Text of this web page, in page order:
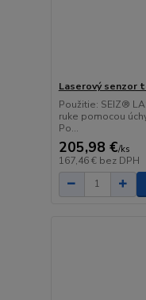
Laserový senzor
Použitie: SEIZ®
ruke pomocou
Po...
205,98 €/ks
167,46 € bez DPH